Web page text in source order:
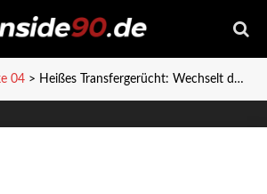
04 > Heißes Transfergerücht: Wechselt der Linksverteidiger zum FC Schalke 04?